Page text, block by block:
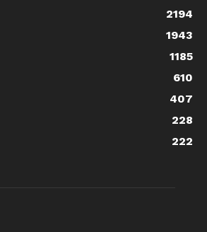
2194
1943
1185
610
407
228
222